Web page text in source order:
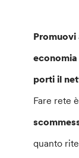
porti il
Fare rete
quanto